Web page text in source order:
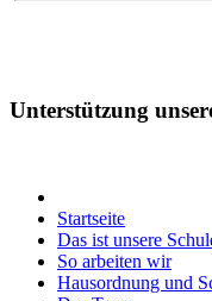
Unterstützung
Startseite
Das ist unsere
So arbeiten wir
Hausordnung und